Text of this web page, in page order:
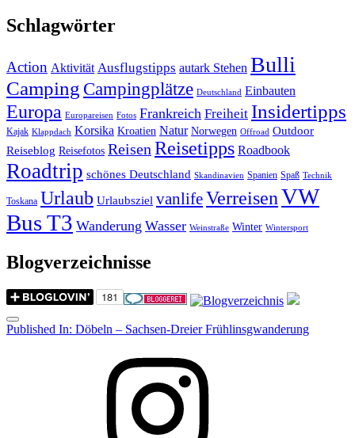
Schlagwörter
Action Aktivität Ausflugstipps autark Stehen Bulli
Camping Campingplätze Deutschland Einbauten
Europa Europareisen Fotos Frankreich Freiheit Insidertipps
Kajak Klappdach Korsika Kroatien Natur Norwegen Offroad Outdoor
Reiseblog Reisefotos ReisenReisetipps Roadbook
Roadtrip schönes Deutschland Skandinavien Spanien Spaß Technik
Toskana Urlaub Urlaubsziel vanlifeVerreisenVW
Bus T3 Wanderung Wasser Weinstraße Winter Wintersport
Blogverzeichnisse
Menu
Post
Published In: Döbeln – Sachsen-Dreier Frühlinsgwanderung